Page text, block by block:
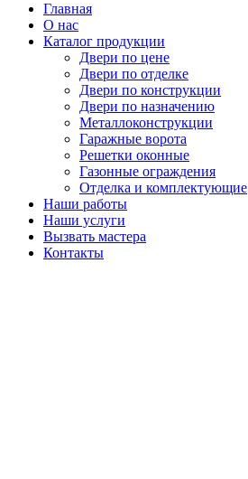
Главная
О нас
Каталог продукции
Двери по цене
Двери по отделке
Двери по конструкции
Двери по назначению
Металлоконструкции
Гаражные ворота
Решетки оконные
Газонные ограждения
Отделка и комплектующие
Наши работы
Наши услуги
Вызвать мастера
Контакты